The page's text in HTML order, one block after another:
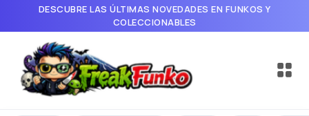
DESCUBRE LAS ÚLTIMAS NOVEDADES EN FUNKOS Y
COLECCIONABLES